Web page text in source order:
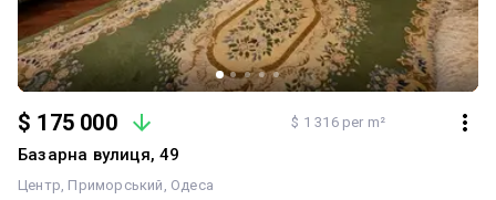
$ 175 000 $ 1 316 per m²
Базарна вулиця, 49
Центр Приморський Одеса